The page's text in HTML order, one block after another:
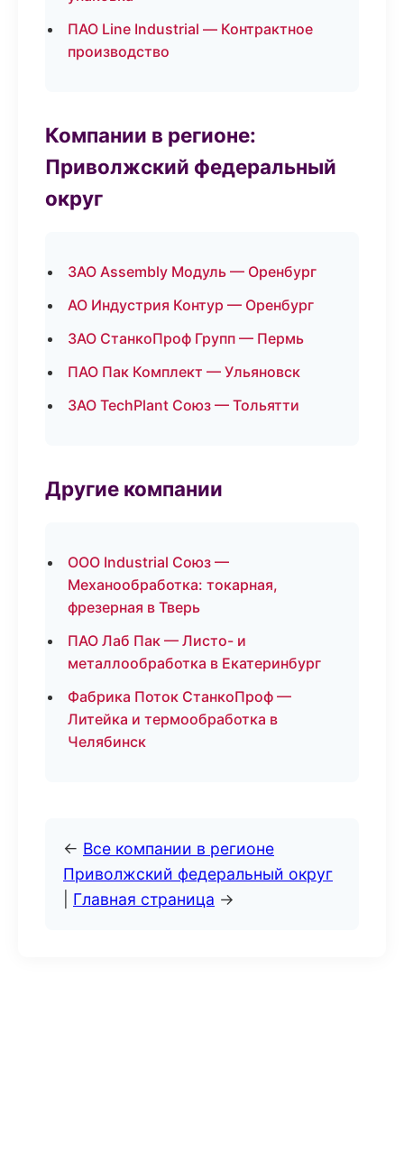
ПАО Line Industrial — Контрактное
производство
Компании в регионе:
Приволжский федеральный
округ
ЗАО Assembly Модуль — Оренбург
АО Индустрия Контур — Оренбург
ЗАО СтанкоПроф Групп — Пермь
ПАО Пак Комплект — Ульяновск
ЗАО TechPlant Союз — Тольятти
Другие компании
ООО Industrial Союз —
Механообработка: токарная,
фрезерная в Тверь
ПАО Лаб Пак — Листо- и
металлообработка в Екатеринбург
Фабрика Поток СтанкоПроф —
Литейка и термообработка в
Челябинск
← Все компании в регионе
Приволжский федеральный округ
Главная страница →